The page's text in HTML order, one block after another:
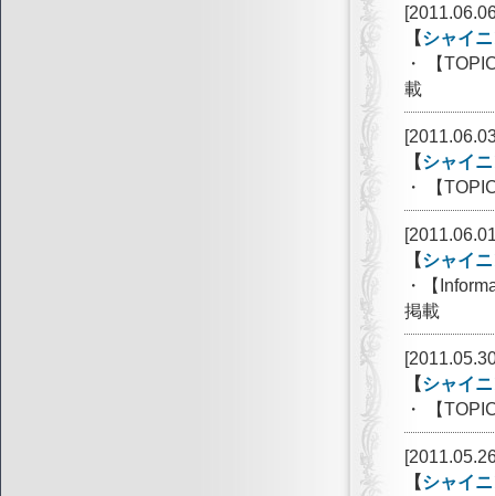
【シャイ
・ 【
載
【シャイ
・ 【
【シャイ
・【
掲載
【シャイ
・ 【
【シャイ